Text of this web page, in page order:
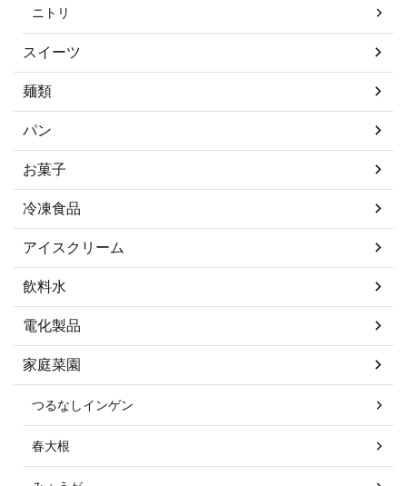
ニトリ
スイーツ
麺類
パン
お菓子
冷凍食品
アイスクリーム
飲料水
電化製品
家庭菜園
つるなしインゲン
春大根